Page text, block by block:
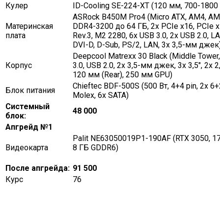
Кулер
ID-Cooling SE-224-XT (120 мм, 700-
Материнская
плата
ASRock B450M Pro4 (Micro ATX, AM4,
DDR4-3200 до 64 ГБ, 2x PCIe x16, PCIe
Rev.3, M2 2280, 6x USB 3.0, 2x USB 2.0,
DVI-D, D-Sub, PS/2, LAN, 3x 3,5-мм
Корпус
Deepcool Matrexx 30 Black (Middle Tower,
3.0, USB 2.0, 2x 3,5-мм джек, 3x 3,5″, 2x
120 мм (Rear), 250 мм GPU)
Блок питания
Chieftec BDF-500S (500 Вт, 4+4 pin, 2x
Molex, 6x SATA)
Системный
блок:
48 000
Апгрейд №1
Видеокарта
Palit NE63050019P1-190AF (RTX 3050,
8 ГБ GDDR6)
После апгрейда: 91 500
Курс
76